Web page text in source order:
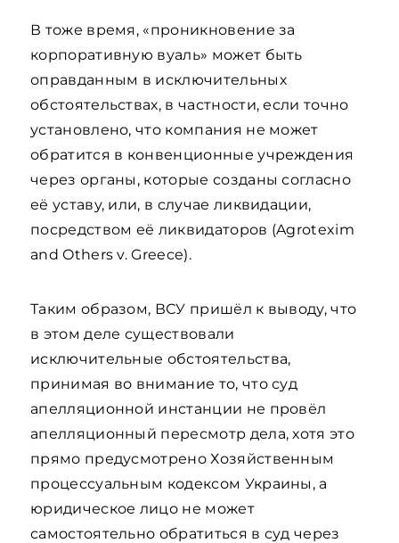
В тоже время, «проникновение за
корпоративную вуаль» может быть
оправданным в исключительных
обстоятельствах, в частности, если точно
установлено, что компания не может
обратится в конвенционные учреждения
через органы, которые созданы согласно
её уставу, или, в случае ликвидации,
посредством её ликвидаторов (Agrotexim
and Others v. Greece).
Таким образом, ВСУ пришёл к выводу, что
в этом деле существовали
исключительные обстоятельства,
принимая во внимание то, что суд
апелляционной инстанции не провёл
апелляционный пересмотр дела, хотя это
прямо предусмотрено Хозяйственным
процессуальным кодексом Украины, а
юридическое лицо не может
самостоятельно обратиться в суд через